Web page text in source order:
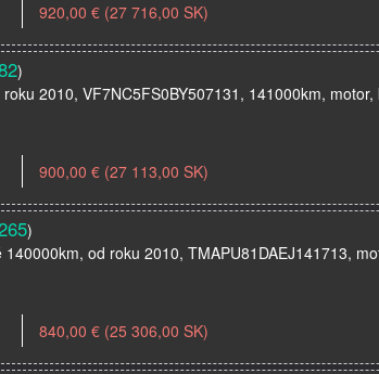
920,00 € (27 716,00 SK)
)
2010, VF7NC5FS0BY507131, 141000km,
900,00 € (27 113,00 SK)
)
od roku 2010, TMAPU81DAEJ141713,
840,00 € (25 306,00 SK)